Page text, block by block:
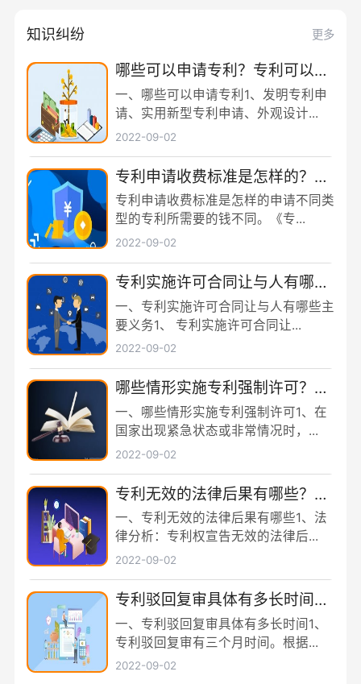
需要身份证
吗？ 全球微动
态
以诉讼离婚吗？
拆迁房都在户主名下吗？一个人能享受两次拆迁政策吗？
知识纠纷 更多
哪些可以申请专利？专利可以同
时多个人一起申请吗？
一、哪些可以申请专利1、发明专利申
请、实用新型专利申请、外观设计...
2022-09-02
专利申请收费标准是怎样的？申
请不同类型的专利所需要的钱不
同
专利申请收费标准是怎样的申请不同类
型的专利所需要的钱不同。《专...
2022-09-02
专利实施许可合同让与人有哪些
主要义务？专利实施许可合同与
专利许可合同有什么区别？
一、专利实施许可合同让与人有哪些主
要义务1、 专利实施许可合同让...
2022-09-02
哪些情形实施专利强制许可？专
利强制许可的前提条件是什么？
一、哪些情形实施专利强制许可1、在
国家出现紧急状态或非常情况时，...
2022-09-02
专利无效的法律后果有哪些？专
利的无效情形有哪些？
一、专利无效的法律后果有哪些1、法
律分析：专利权宣告无效的法律后...
2022-09-02
专利驳回复审具体有多长时间？
哪些情况下专利申请可能被驳
回？
一、专利驳回复审具体有多长时间1、
专利驳回复审有三个月时间。根据...
2022-09-02